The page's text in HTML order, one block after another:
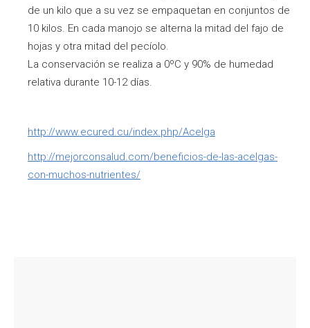
de un kilo que a su vez se empaquetan en conjuntos de
10 kilos. En cada manojo se alterna la mitad del fajo de
hojas y otra mitad del pecíolo.
La conservación se realiza a 0ºC y 90% de humedad
relativa durante 10-12 días.
http://www.ecured.cu/index.php/Acelga
http://mejorconsalud.com/beneficios-de-las-acelgas-
con-muchos-nutrientes/